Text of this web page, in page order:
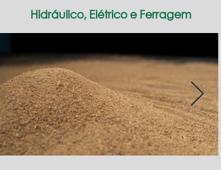
Hidráulico, Elétrico e Ferragem